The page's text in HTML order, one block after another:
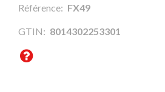
Référence: FX49
GTIN: 8014302253301